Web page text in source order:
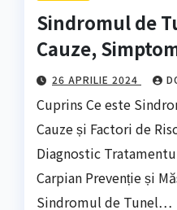
Sindromul de
Cauze,
26 APRILIE 2024
Cuprins Ce este
Cauze și Factori de
Diagnostic
Carpian Prevenție și
Sindromul de Tunel…